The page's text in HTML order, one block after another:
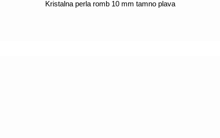
Kristalna perla romb 10 mm tamno plava